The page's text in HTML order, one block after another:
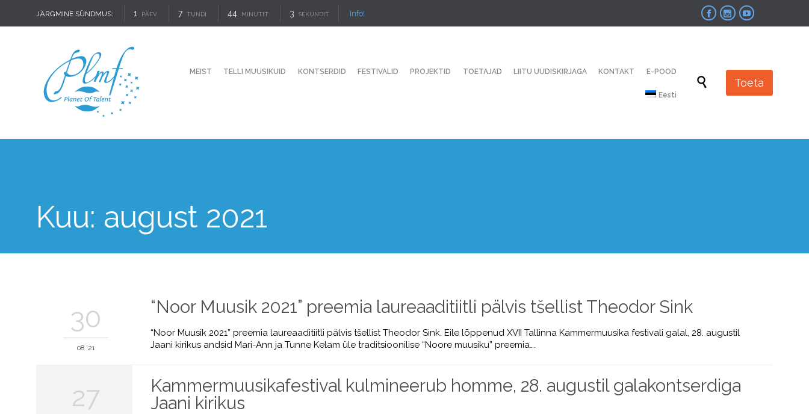
JÄRGMINE SÜNDMUS: 1 PÄEV 7 TUNDI 44 MINUTIT 2 SEKUNDIT Info!   
content
MEIST TELLI MUUSIKUID KONTSERDID FESTIVALID PROJEKTID TOETAJAD LIITU UUDISKIRJAGA KONTAKT E-POOD
Eesti
 Toeta
Kuu: august 2021
30
08 '21
“Noor Muusik 2021” preemia laureaaditiitli pälvis tšellist Theodor Sink
“Noor Muusik 2021” preemia laureaaditiitli pälvis tšellist Theodor Sink. Eile lõppenud XVII Tallinna Kammermuusika festivali galal, 28. augustil
Jaani kirikus andsid Mari-Ann ja Tunne Kelam üle traditsioonilise “Noore muusiku” preemia….
27
Kammermuusikafestival kulmineerub homme, 28. augustil galakontserdiga
Jaani kirikus